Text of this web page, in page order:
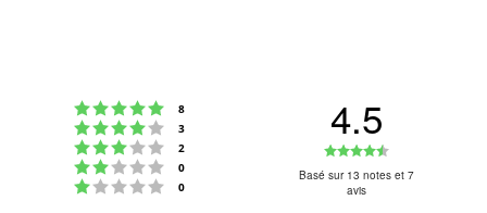
Note : 5 étoiles sur 5
8
Note : 4 étoiles sur 5
3
Note : 3 étoiles sur 5
2
Note : 2 étoiles sur 5
0
Note : 1 étoiles sur 5
0
4.5
:
Basé sur 13 notes et 7
avis